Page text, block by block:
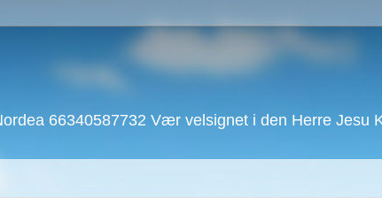
66340587732 Vær velsignet i den Herre Jesu